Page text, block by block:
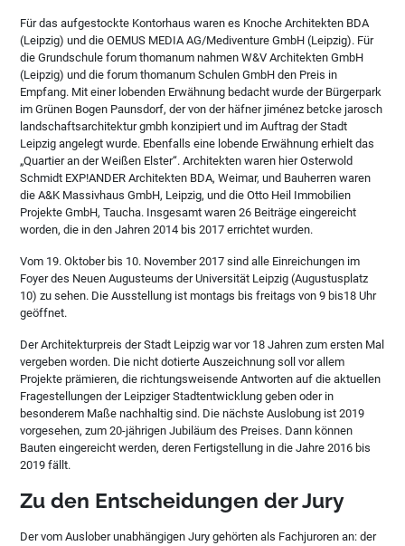
Für das aufgestockte Kontorhaus waren es Knoche Architekten BDA
(Leipzig) und die OEMUS MEDIA AG/Mediventure GmbH (Leipzig). Für
die Grundschule forum thomanum nahmen W&V Architekten GmbH
(Leipzig) und die forum thomanum Schulen GmbH den Preis in
Empfang. Mit einer lobenden Erwähnung bedacht wurde der Bürgerpark
im Grünen Bogen Paunsdorf, der von der häfner jiménez betcke jarosch
landschaftsarchitektur gmbh konzipiert und im Auftrag der Stadt
Leipzig angelegt wurde. Ebenfalls eine lobende Erwähnung erhielt das
„Quartier an der Weißen Elster“. Architekten waren hier Osterwold
Schmidt EXP!ANDER Architekten BDA, Weimar, und Bauherren waren
die A&K Massivhaus GmbH, Leipzig, und die Otto Heil Immobilien
Projekte GmbH, Taucha. Insgesamt waren 26 Beiträge eingereicht
worden, die in den Jahren 2014 bis 2017 errichtet wurden.
Vom 19. Oktober bis 10. November 2017 sind alle Einreichungen im
Foyer des Neuen Augusteums der Universität Leipzig (Augustusplatz
10) zu sehen. Die Ausstellung ist montags bis freitags von 9 bis18 Uhr
geöffnet.
Der Architekturpreis der Stadt Leipzig war vor 18 Jahren zum ersten Mal
vergeben worden. Die nicht dotierte Auszeichnung soll vor allem
Projekte prämieren, die richtungsweisende Antworten auf die aktuellen
Fragestellungen der Leipziger Stadtentwicklung geben oder in
besonderem Maße nachhaltig sind. Die nächste Auslobung ist 2019
vorgesehen, zum 20-jährigen Jubiläum des Preises. Dann können
Bauten eingereicht werden, deren Fertigstellung in die Jahre 2016 bis
2019 fällt.
Zu den Entscheidungen der Jury
Der vom Auslober unabhängigen Jury gehörten als Fachjuroren an: der